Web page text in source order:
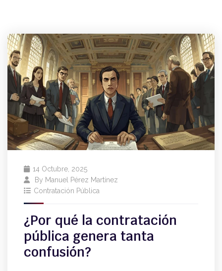
14 Octubre, 2025
By Manuel Pérez Martínez
Contratación Pública
¿Por qué la contratación
pública genera tanta
confusión?